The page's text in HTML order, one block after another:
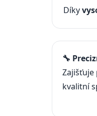
Díky
🔧
kvalitní